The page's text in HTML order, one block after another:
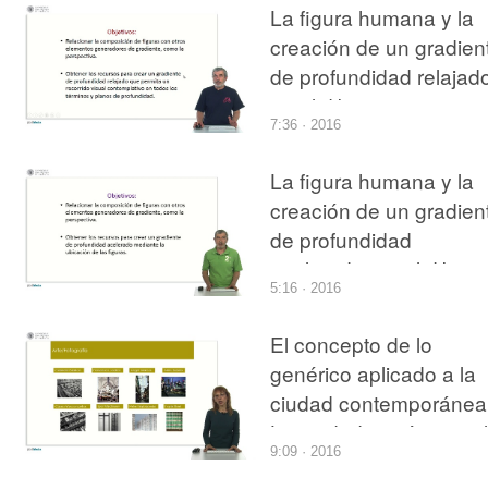
La figura humana y la
creación de un
de profundidad
en el dibujo con
de una escena exterior
7:36 · 2016
La figura humana y la
creación de un
de profundidad
acelerado, en el dibujo
con acuarela de una
5:16 · 2016
El concepto de lo
genérico aplicado a la
ciudad
La ciudad genérica y el
espacio basura de
9:09 · 2016